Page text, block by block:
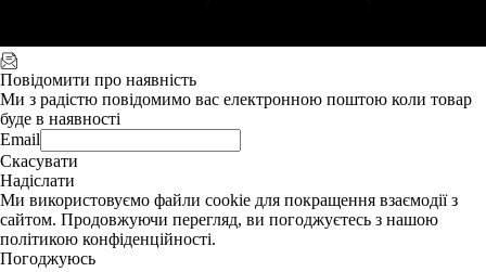
Повідомити про наявність
Ми з радістю повідомимо вас електронною поштою коли товар
буде в наявності
Email
Скасувати
Надіслати
Ми використовуємо файли cookie для покращення взаємодії з
сайтом. Продовжуючи перегляд, ви погоджуєтесь з нашою
політикою конфіденційності.
Погоджуюсь